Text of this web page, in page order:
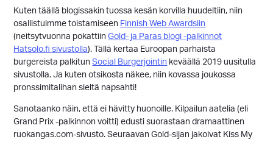
Kuten täällä blogissakin tuossa kesän korvilla huudeltiin, niin
osallistuimme toistamiseen Finnish Web Awardsiin
(neitsytvuonna pokattiinGold- ja Paras blogi -palkinnot
Hatsolo.fi sivustolla). Tällä kertaa Euroopan parhaista
burgereista palkitunSocial Burgerjointin keväällä 2019 uusitulla
sivustolla. Ja kuten otsikosta näkee, niin kovassa joukossa
pronssimitalihan sieltä napsahti!
Sanotaanko näin, että ei hävitty huonoille. Kilpailun aatelia (eli
Grand Prix -palkinnon voitti) edusti suorastaan dramaattinen
ruokangas.com-sivusto. Seuraavan Gold-sijan jakoivat Kiss My